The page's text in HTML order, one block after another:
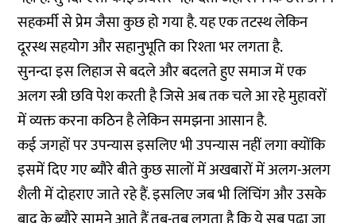
सहकर्मी से प्रेम जैसा कुछ हो गया है. यह एक तटस्थ लेकिन
दूरस्थ सहयोग और सहानुभूति का रिश्ता भर लगता है.
सुनन्दा इस लिहाज से बदले और बदलते हुए समाज में एक
अलग स्त्री छवि पेश करती है जिसे अब तक चले आ रहे मुहावरों
में व्यक्त करना कठिन है लेकिन समझना आसान है.
कई जगहों पर उपन्यास इसलिए भी उपन्यास नहीं लगा क्योंकि
इसमें दिए गए ब्यौरे बीते कुछ सालों में अखबारों में अलग-अलग
शैली में दोहराए जाते रहे हैं. इसलिए जब भी लिंचिंग और उसके